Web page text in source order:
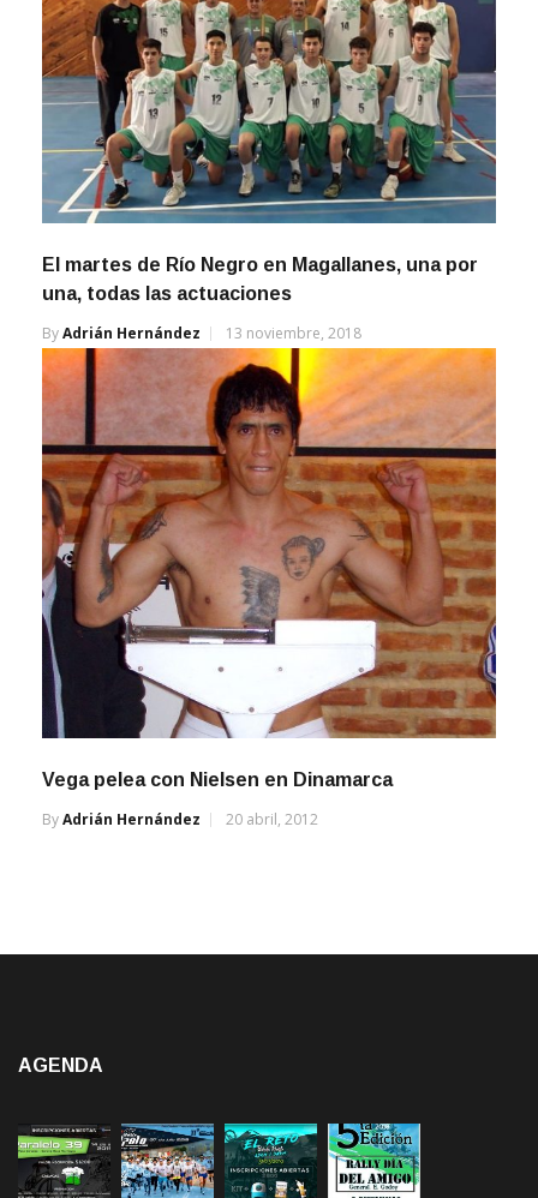
El martes de Río Negro en Magallanes, una por
una, todas las actuaciones
ByAdrián Hernández 13 noviembre, 2018
Vega pelea con Nielsen en Dinamarca
ByAdrián Hernández 20 abril, 2012
AGENDA